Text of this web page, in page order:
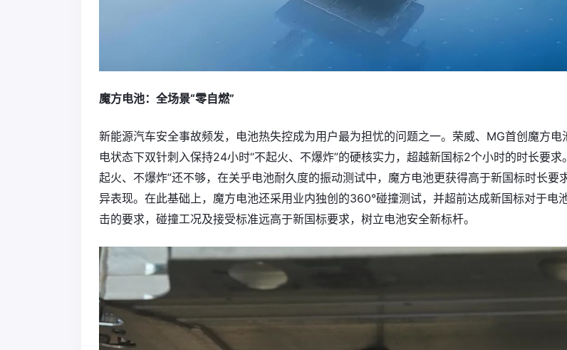
魔方电池：全场景“零自燃”
新能源汽车安全事故频发，电池热失控成为用户最为担忧的问题之一。荣威、MG首创魔方电
电状态下双针刺入保持24小时“不起火、不爆炸”的硬核实力，超越新国标2个小时的时长要求
起火、不爆炸”还不够，在关乎电池耐久度的振动测试中，魔方电池更获得高于新国标时长要
异表现。在此基础上，魔方电池还采用业内独创的360°碰撞测试，并超前达成新国标对于电
击的要求，碰撞工况及接受标准远高于新国标要求，树立电池安全新标杆。